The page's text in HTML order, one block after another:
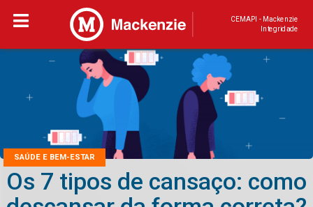
CEMAPI - Mackenzie
Integridade
SAÚDE E BEM-ESTAR
Os 7 tipos de cansaço: como